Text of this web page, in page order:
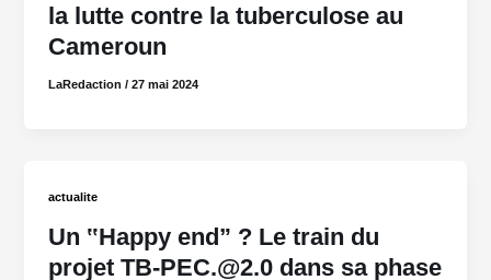
la lutte contre la tuberculose au
Cameroun
LaRedaction/27 mai 2024
actualite
Un ‟Happy end” ? Le train du
projet TB-PEC.@2.0 dans sa phase